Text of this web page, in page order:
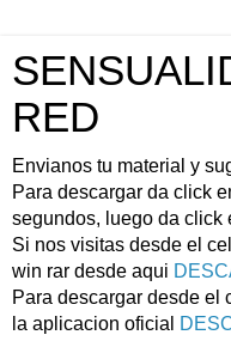
RED
Envianos tu material y
Para descargar da click
segundos, luego da click
Si nos visitas desde el
win rar desde aqui
Para descargar desde el
la aplicacion oficial